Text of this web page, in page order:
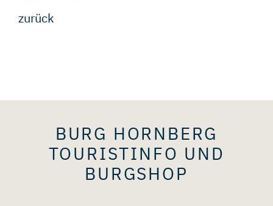
zurück
BURG HORNBERG
TOURISTINFO UND
BURGSHOP